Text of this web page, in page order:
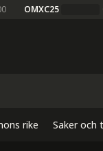
OMXC25
rike Saker och